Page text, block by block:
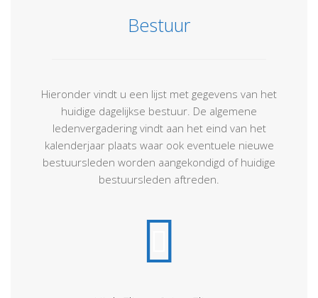
Bestuur
Hieronder vindt u een lijst met gegevens van het
huidige dagelijkse bestuur. De algemene
ledenvergadering vindt aan het eind van het
kalenderjaar plaats waar ook eventuele nieuwe
bestuursleden worden aangekondigd of huidige
bestuursleden aftreden.